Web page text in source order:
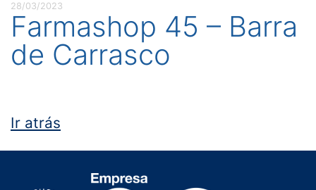
28/03/2023
Farmashop 45 – Barra
de Carrasco
Ir atrás